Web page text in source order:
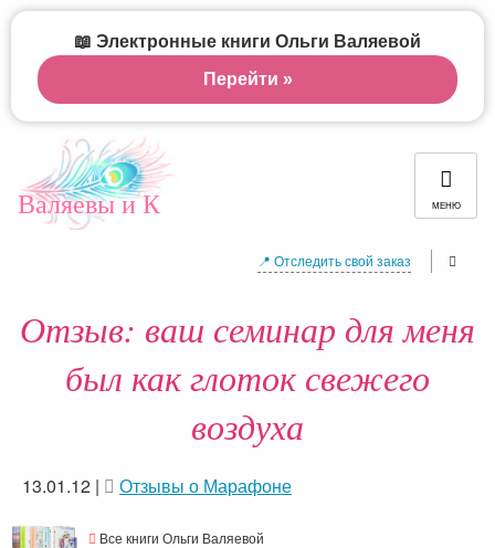
Валяевы и К МЕНЮ
📍 Отследить свой заказ
Отзыв: ваш семинар для меня
был как глоток свежего
воздуха
13.01.12 | Отзывы о Марафоне
Все книги Ольги Валяевой
📖 Электронные книги Ольги Валяевой
Перейти »